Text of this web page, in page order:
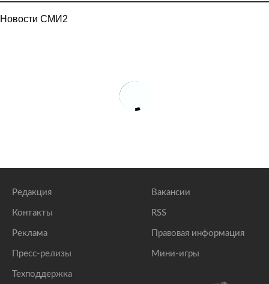
Новости СМИ2
Редакция
Контакты
Реклама
Пресс-релизы
Техподдержка
Вакансии
RSS
Правовая информация
Мини-игры